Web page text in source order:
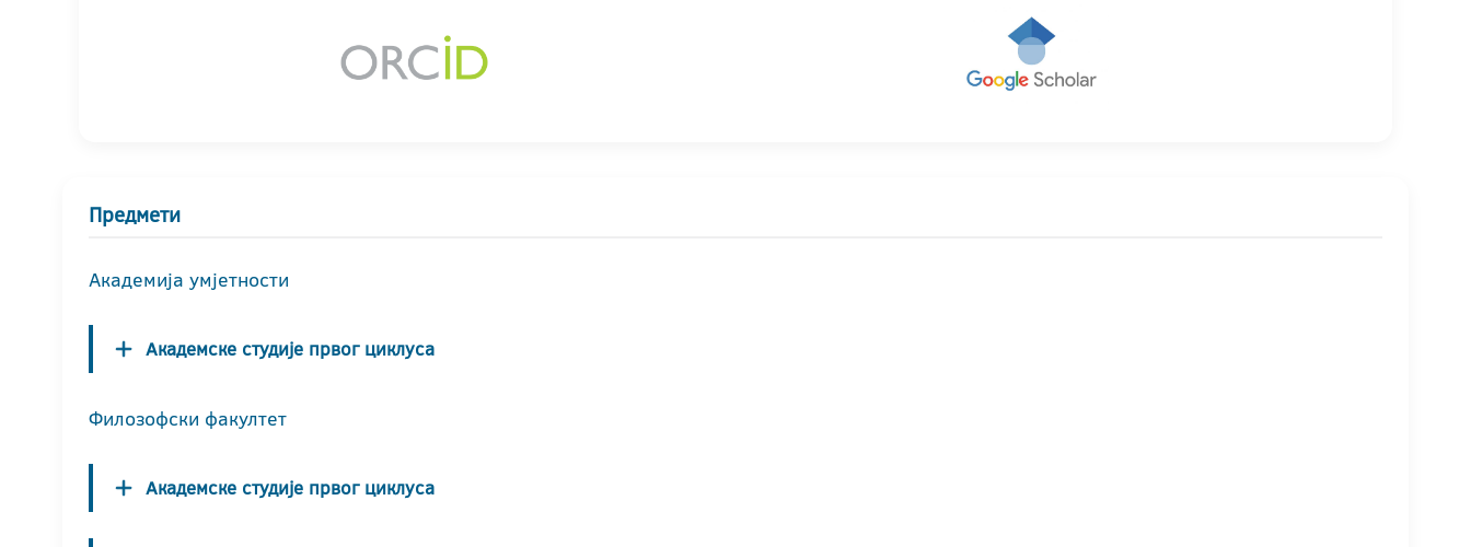
Предмети
Академија умјетности
Академске студије првог циклуса
Филозофски факултет
Академске студије првог циклуса